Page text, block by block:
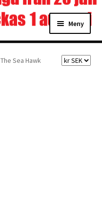
Meny
The Sea Hawk